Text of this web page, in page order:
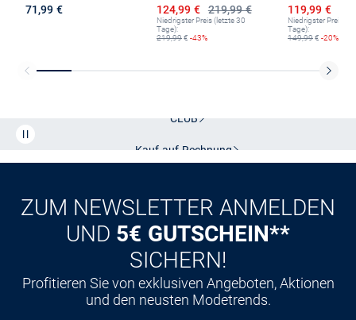
71,99 €
219,99 €
Ermäßigter Preis
124,99 €
Niedrigster Preis (letzte 30
Tage):
219,99€ -43%
Ermäßigter
119,99 €
Niedrigster Preis
Tage):
149,99€ -20%
CLUB
Kauf auf Rechnung
ZUM NEWSLETTER ANMELDEN
UND 5€ GUTSCHEIN**
SICHERN!
Profitieren Sie von exklusiven Angeboten, Aktionen
und den neusten Modetrends.